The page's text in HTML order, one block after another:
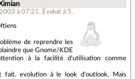
à 07:21.Évalué à 5.
de reprendre les
que Gnome/KDE
à la facilité d'utilisation comme
fait. evolution à le look d'outlook. Mais